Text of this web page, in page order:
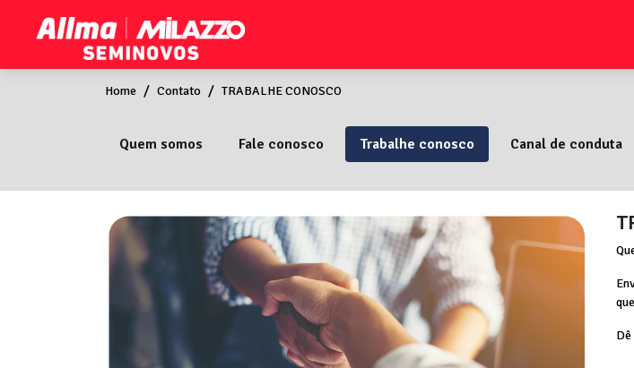
Home Contato TRABALHE CONOSCO
Quem somos Fale conosco Trabalhe conosco Canal de conduta